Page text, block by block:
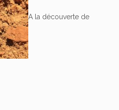
A la découverte de